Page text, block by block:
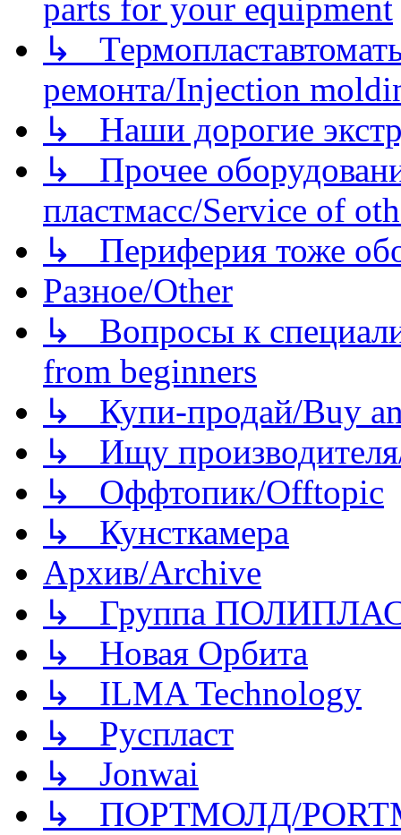
parts for your equipment
↳
ремонта/Injection
↳ Наши дорогие
↳ Прочее
пластмасс/Service of
↳ Периферия тоже
Разное/Other
↳ Вопросы к
from beginners
↳ Купи-продай/Buy
↳ Ищу
↳ Оффтопик/Offtopic
↳ Кунсткамера
Архив/Archive
↳ Группа
↳ Новая Орбита
↳ ILMA Technology
↳ Руспласт
↳ Jonwai
↳ ПОРТМОЛД/